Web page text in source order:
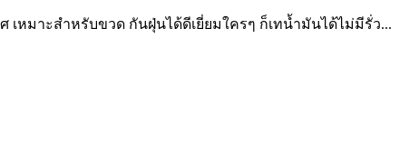
หมาะสำหรับขวด กันฝุ่นได้ดีเยี่ยมใครๆ ก็เทน้ำมันได้ไม่มีรั่ว...